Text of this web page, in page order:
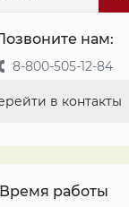
нам:
8-800-505-12-84
в контакты
Время работы